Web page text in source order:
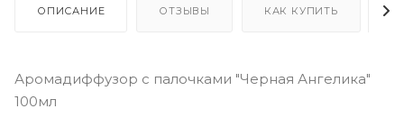
ОПИСАНИЕ ОТЗЫВЫ КАК КУПИТЬ
Аромадиффузор с палочками "Черная Ангелика"
100мл